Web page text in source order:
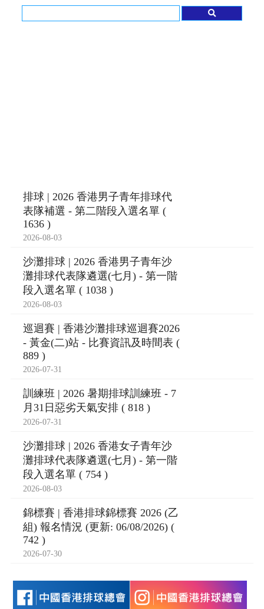
排球 | 2026 香港男子青年排球代
表隊補選 - 第二階段入選名單 (
1636 )
2026-08-03
沙灘排球 | 2026 香港男子青年沙
灘排球代表隊遴選(七月) - 第一階
段入選名單 ( 1038 )
2026-08-03
巡迴賽 | 香港沙灘排球巡迴賽2026
- 黃金(二)站 - 比賽資訊及時間表 (
889 )
2026-07-31
訓練班 | 2026 暑期排球訓練班 - 7
月31日惡劣天氣安排 ( 818 )
2026-07-31
沙灘排球 | 2026 香港女子青年沙
灘排球代表隊遴選(七月) - 第一階
段入選名單 ( 754 )
2026-08-03
錦標賽 | 香港排球錦標賽 2026 (乙
組) 報名情況 (更新: 06/08/2026) (
742 )
2026-07-30